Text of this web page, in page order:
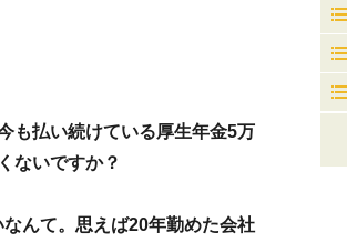
も払い続けている厚生年金5万
ないですか？
んて。思えば20年勤めた会社